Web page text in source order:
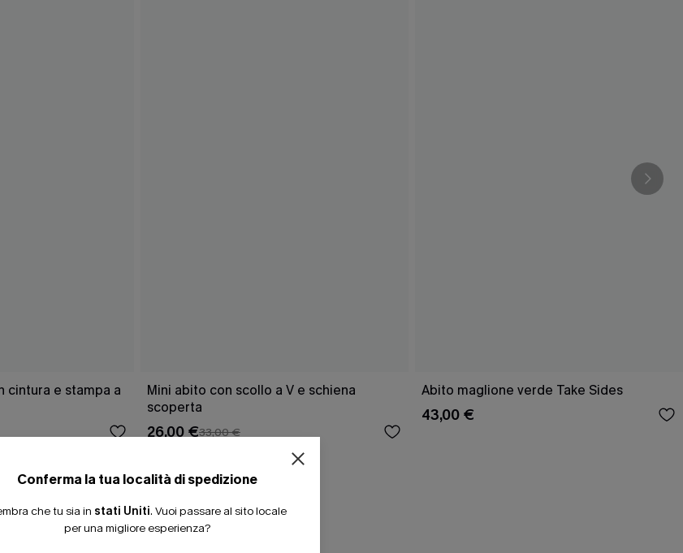
cintura e stampa a
Mini abito con scollo a V e schiena
scoperta
26,00 €33,00 €
Abito maglione verde Take Sides
43,00 €
Conferma la tua località di spedizione
che tu sia in stati Uniti. Vuoi passare al sito locale
per una migliore esperienza?
ISCRIVITI PER OTTENERE
15% DI SCONTO SENZA MINIMO D'ORDINE
20% DI SCONTO SU 2 O PIÙ ARTICOLI